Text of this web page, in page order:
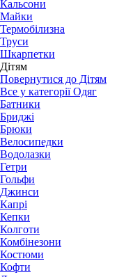
Кальсони
Майки
Термобілизна
Труси
Шкарпетки
Дітям
Повернутися до Дітям
Все у категорії Одяг
Батники
Бриджі
Брюки
Велосипедки
Водолазки
Гетри
Гольфи
Джинси
Капрі
Кепки
Колготи
Комбінезони
Костюми
Кофти